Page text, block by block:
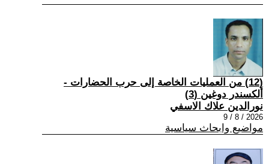
(12) من العمليات الخاصة إلى حرب الحضارات -
ألكسندر دوغين (3)
نورالدين علاك الاسفي
2026 / 8 / 9
مواضيع وابحاث سياسية